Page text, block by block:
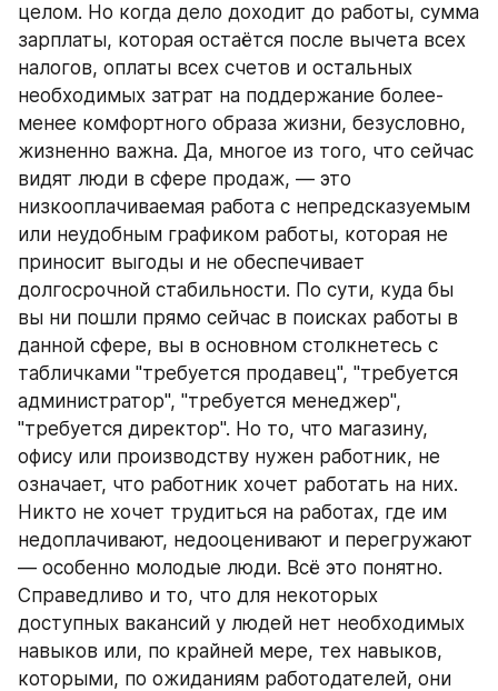
целом. Но когда дело доходит до работы, сумма
зарплаты, которая остаётся после вычета всех
налогов, оплаты всех счетов и остальных
необходимых затрат на поддержание более-
менее комфортного образа жизни, безусловно,
жизненно важна. Да, многое из того, что сейчас
видят люди в сфере продаж, — это
низкооплачиваемая работа с непредсказуемым
или неудобным графиком работы, которая не
приносит выгоды и не обеспечивает
долгосрочной стабильности. По сути, куда бы
вы ни пошли прямо сейчас в поисках работы в
данной сфере, вы в основном столкнетесь с
табличками "требуется продавец", "требуется
администратор", "требуется менеджер",
"требуется директор". Но то, что магазину,
офису или производству нужен работник, не
означает, что работник хочет работать на них.
Никто не хочет трудиться на работах, где им
недоплачивают, недооценивают и перегружают
— особенно молодые люди. Всё это понятно.
Справедливо и то, что для некоторых
доступных вакансий у людей нет необходимых
навыков или, по крайней мере, тех навыков,
которыми, по ожиданиям работодателей, они